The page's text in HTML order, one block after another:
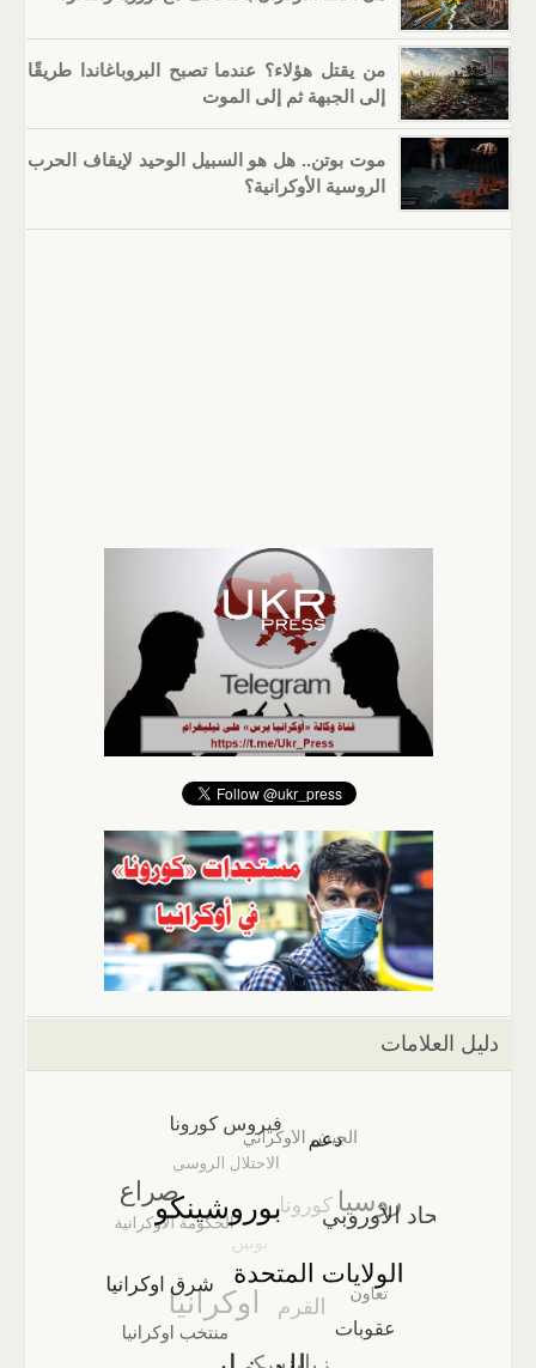
من يقتل هؤلاء؟ عندما تصبح البروباغاندا طريقًا
إلى الجبهة ثم إلى الموت
موت بوتن.. هل هو السبيل الوحيد لإيقاف الحرب
الروسية الأوكرانية؟
دليل العلامات